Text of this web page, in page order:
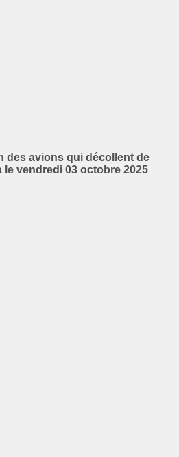
des avions qui décollent de
le vendredi 03 octobre 2025